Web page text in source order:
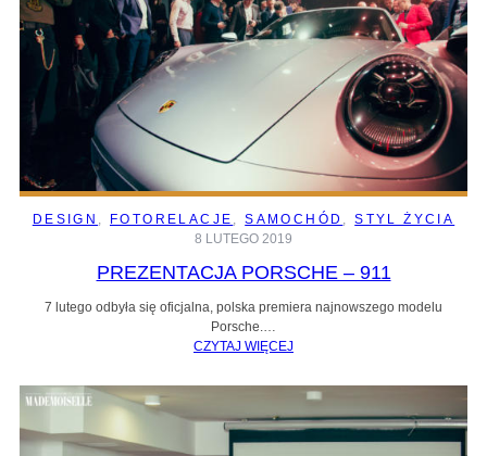
DESIGN , FOTORELACJE , SAMOCHÓD , STYL ŻYCIA
8 LUTEGO 2019
PREZENTACJA PORSCHE – 911
7 lutego odbyła się oficjalna, polska premiera najnowszego modelu
Porsche.…
CZYTAJ WIĘCEJ